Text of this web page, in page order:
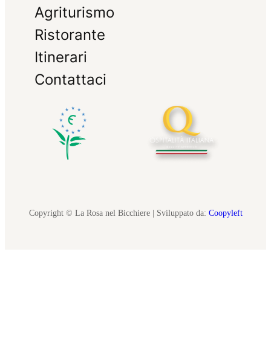
Agriturismo
Ristorante
Itinerari
Contattaci
Copyright © La Rosa nel Bicchiere | Sviluppato da: Coopyleft